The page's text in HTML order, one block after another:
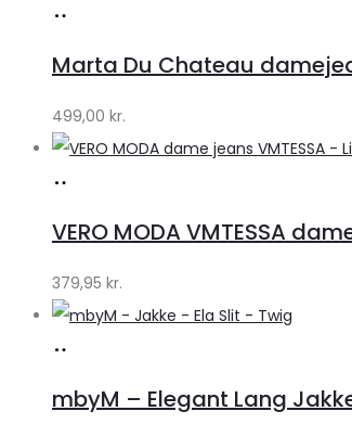
Klædeskabet.dk
Marta Du Chateau
499,00 kr.
Klædeskabet.dk
VERO MODA VMTESSA
379,95 kr.
Lykke
mbyM – Elegant Lang